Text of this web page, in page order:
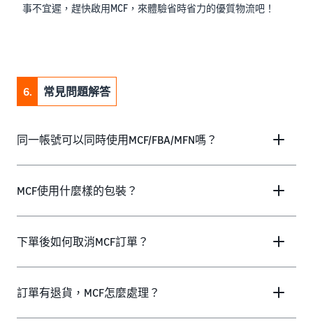
事不宜遲，趕快啟用MCF，來體驗省時省力的優質物流吧！
6. 常見問題解答
同一帳號可以同時使用MCF/FBA/MFN嗎？
MCF使用什麼樣的包裝？
下單後如何取消MCF訂單？
訂單有退貨，MCF怎麼處理？